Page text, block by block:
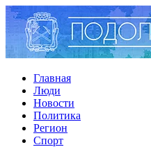
Главная
Люди
Новости
Политика
Регион
Спорт